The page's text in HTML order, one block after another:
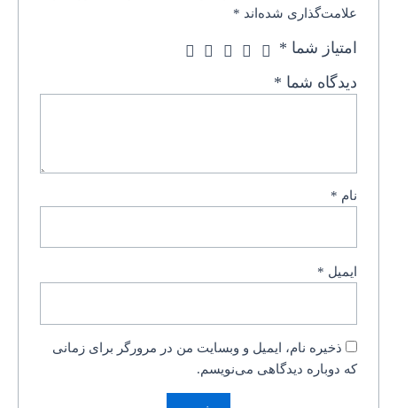
علامت‌گذاری شده‌اند *
امتیاز شما *
دیدگاه شما *
نام *
ایمیل *
ذخیره نام، ایمیل و وبسایت من در مرورگر برای زمانی
که دوباره دیدگاهی می‌نویسم.